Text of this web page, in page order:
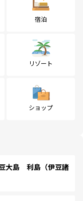
宿泊
リゾート
ショップ
大島 利島（伊豆諸